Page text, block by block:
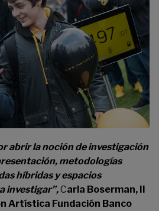
abrir la noción de investigación
metodologías
híbridas y espacios
investigar”,Carla Boserman, II
Artística Fundación Banco